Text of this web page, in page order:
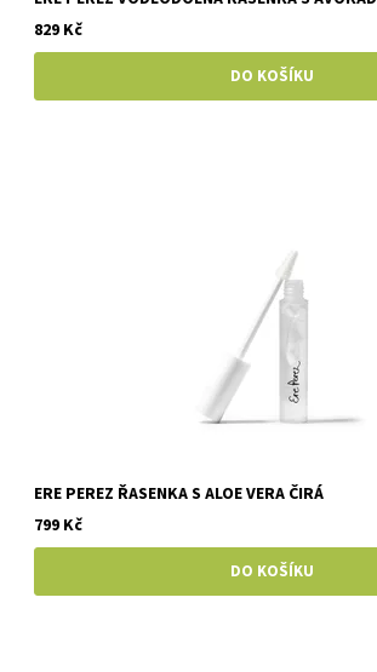
829 Kč
ERE PEREZ ŘASENKA S ALOE VERA ČIRÁ
799 Kč